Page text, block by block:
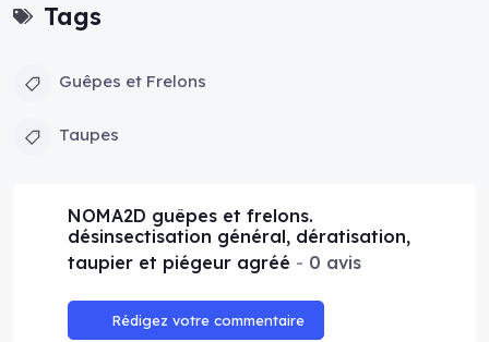
Tags
Guêpes et Frelons
Taupes
NOMA2D guêpes et frelons.
désinsectisation général, dératisation,
taupier et piégeur agréé
0 avis
Rédigez votre commentaire